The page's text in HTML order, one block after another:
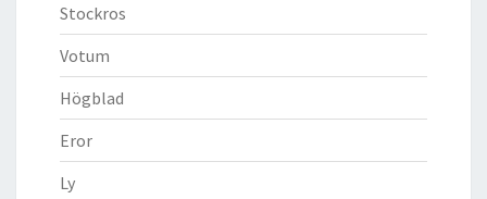
Stockros
Votum
Högblad
Eror
Ly